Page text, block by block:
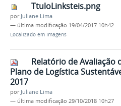
TtuloLinksteis.png
por Juliane Lima
— última modificação 19/04/2017 10h42
Localizado em Imagens
Relatório de Avaliação
Plano de Logística
2017
por Juliane Lima
— última modificação 29/10/2018 10h27